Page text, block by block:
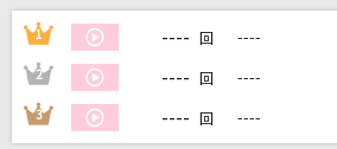
1 ---- 回 ----
2 ---- 回 ----
3 ---- 回 ----